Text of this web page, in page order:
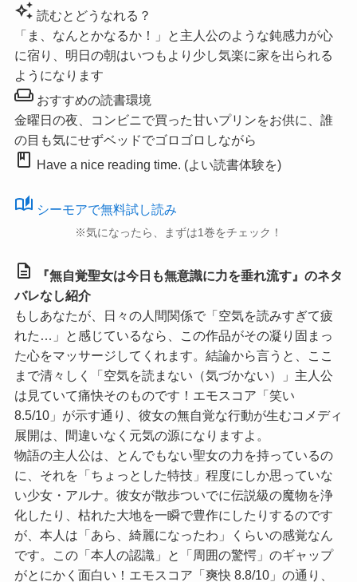
auto_awesome 読むとどうなれる？
「ま、なんとかなるか！」と主人公のような鈍感力が心
に宿り、明日の朝はいつもより少し気楽に家を出られる
ようになります
weekendおすすめの読書環境
金曜日の夜、コンビニで買った甘いプリンをお供に、誰
の目も気にせずベッドでゴロゴロしながら
book Have a nice reading time. (よい読書体験を)
auto_stories シーモアで無料試し読み
※気になったら、まずは1巻をチェック！
description
『無自覚聖女は今日も無意識に力を垂れ流す』のネタ
バレなし紹介
もしあなたが、日々の人間関係で「空気を読みすぎて疲
れた…」と感じているなら、この作品がその凝り固まっ
た心をマッサージしてくれます。結論から言うと、ここ
まで清々しく「空気を読まない（気づかない）」主人公
は見ていて痛快そのものです！ エモスコア「笑い
8.5/10」 が示す通り、彼女の無自覚な行動が生むコメディ
展開は、間違いなく元気の源になりますよ。
物語の主人公は、とんでもない聖女の力を持っているの
に、それを「ちょっとした特技」程度にしか思っていな
い少女・アルナ。彼女が散歩ついでに伝説級の魔物を浄
化したり、枯れた大地を一瞬で豊作にしたりするのです
が、本人は「あら、綺麗になったわ」くらいの感覚なん
です。この「本人の認識」と「周囲の驚愕」のギャップ
がとにかく面白い！ エモスコア「爽快 8.8/10」 の通り、